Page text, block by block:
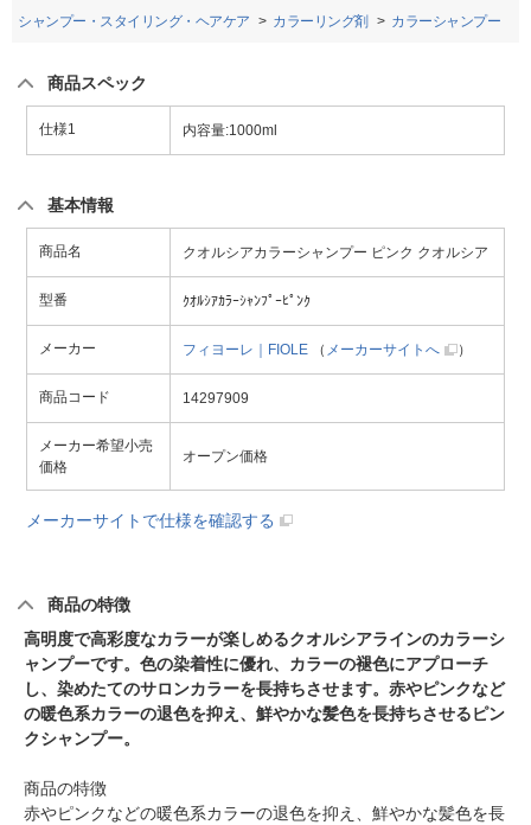
シャンプー・スタイリング・ヘアケア カラーリング剤 カラーシャンプー
商品スペック
仕様1 内容量:1000ml
基本情報
商品名 クオルシアカラーシャンプー ピンク クオルシア
型番 ｸｵﾙｼｱｶﾗｰｼｬﾝﾌﾟｰﾋﾟﾝｸ
メーカー フィヨーレ｜FIOLE （ メーカーサイトへ ）
商品コード 14297909
メーカー希望小売
価格
オープン価格
メーカーサイトで仕様を確認する
商品の特徴
高明度で高彩度なカラーが楽しめるクオルシアラインのカラーシ
ャンプーです。色の染着性に優れ、カラーの褪色にアプローチ
し、染めたてのサロンカラーを長持ちさせます。赤やピンクなど
の暖色系カラーの退色を抑え、鮮やかな髪色を長持ちさせるピン
クシャンプー。
商品の特徴
赤やピンクなどの暖色系カラーの退色を抑え、鮮やかな髪色を長